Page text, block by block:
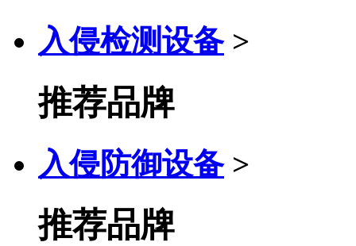
入侵检测设备 >
推荐品牌
入侵防御设备 >
推荐品牌